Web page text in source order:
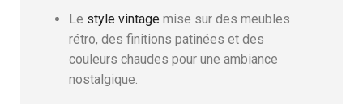
Le style vintage mise sur des meubles
rétro, des finitions patinées et des
couleurs chaudes pour une ambiance
nostalgique.